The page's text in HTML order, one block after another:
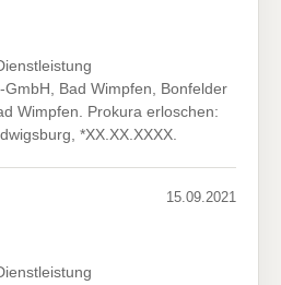
Bad Wimpfen, Bonfelder
Wimpfen. Prokura erloschen:
*XX.XX.XXXX.
15.09.2021